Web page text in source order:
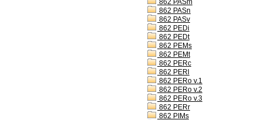
862 PASm
862 PASn
862 PASv
862 PEDi
862 PEDt
862 PEMs
862 PEMt
862 PERc
862 PERl
862 PERo v.1
862 PERo v.2
862 PERo v.3
862 PERr
862 PIMs